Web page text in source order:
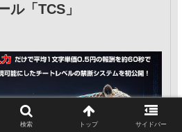
ル「TCS」
検索 トップ サイドバー